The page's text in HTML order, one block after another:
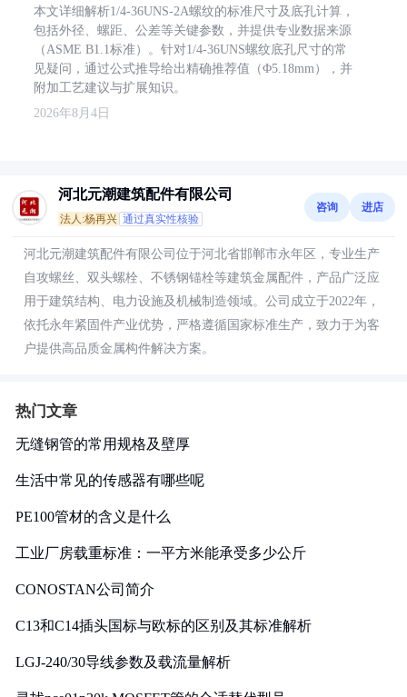
本文详细解析1/4-36UNS-2A螺纹的标准尺寸及底孔计算，
包括外径、螺距、公差等关键参数，并提供专业数据来源
（ASME B1.1标准）。针对1/4-36UNS螺纹底孔尺寸的常
见疑问，通过公式推导给出精确推荐值（Φ5.18mm），并
附加工艺建议与扩展知识。
2026年8月4日
河北元潮建筑配件有限公司
法人:杨再兴 通过真实性核验
咨询 进店
河北元潮建筑配件有限公司位于河北省邯郸市永年区，专业生产
自攻螺丝、双头螺栓、不锈钢锚栓等建筑金属配件，产品广泛应
用于建筑结构、电力设施及机械制造领域。公司成立于2022年，
依托永年紧固件产业优势，严格遵循国家标准生产，致力于为客
户提供高品质金属构件解决方案。
热门文章
无缝钢管的常用规格及壁厚
生活中常见的传感器有哪些呢
PE100管材的含义是什么
工业厂房载重标准：一平方米能承受多少公斤
CONOSTAN公司简介
C13和C14插头国标与欧标的区别及其标准解析
LGJ-240/30导线参数及载流量解析